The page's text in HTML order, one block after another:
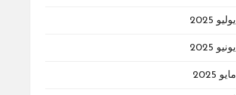
يوليو 2025
يونيو 2025
مايو 2025